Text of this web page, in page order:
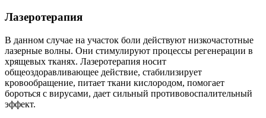
Лазеротерапия
В данном случае на участок боли действуют низкочастотные
лазерные волны. Они стимулируют процессы регенерации в
хрящевых тканях. Лазеротерапия носит
общеоздоравливающее действие, стабилизирует
кровообращение, питает ткани кислородом, помогает
бороться с вирусами, дает сильный противовоспалительный
эффект.